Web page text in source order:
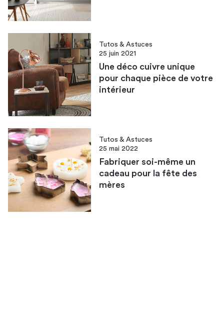
Tutos & Astuces
25 juin 2021
Une déco cuivre unique
pour chaque pièce de votre
intérieur
Tutos & Astuces
25 mai 2022
Fabriquer soi-même un
cadeau pour la fête des
mères